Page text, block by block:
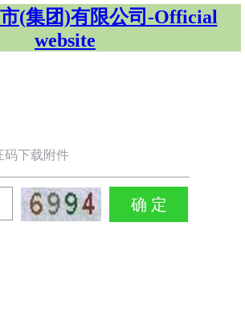
(集团)有限公司-Official
website
码下载附件